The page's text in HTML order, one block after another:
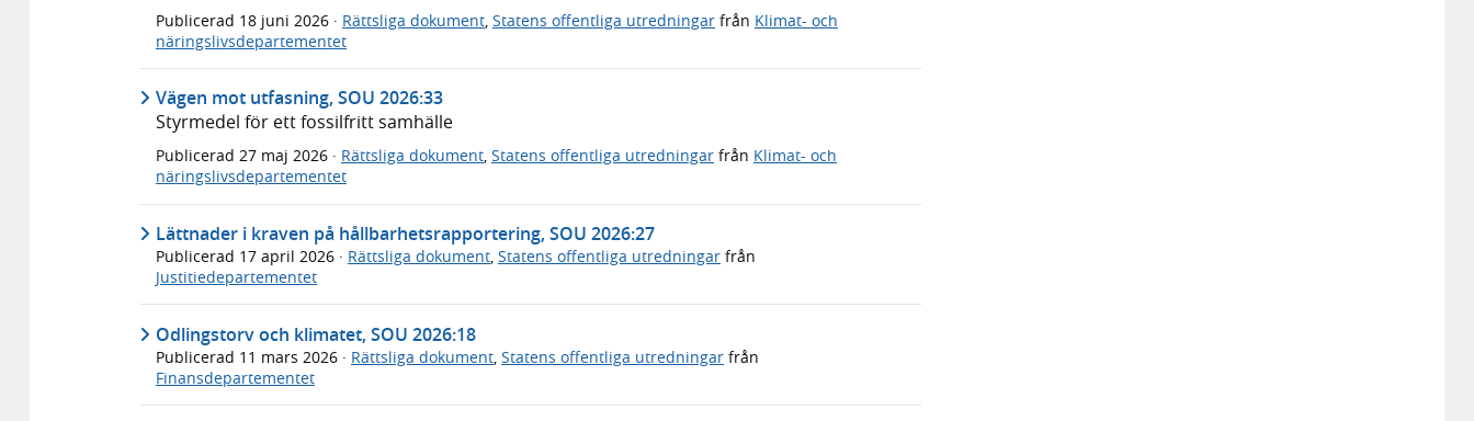
Publicerad 18 juni 2026 · Rättsliga dokument Statens offentliga utredningar från Klimat- och
näringslivsdepartementet
Vägen mot utfasning, SOU 2026:33
Styrmedel för ett fossilfritt samhälle
Publicerad 27 maj 2026 · Rättsliga dokument, Statens offentliga utredningar från Klimat- och
näringslivsdepartementet
Lättnader i kraven på hållbarhetsrapportering, SOU 2026:27
Publicerad 17 april 2026 · Rättsliga dokument, Statens offentliga utredningar från
Justitiedepartementet
Odlingstorv och klimatet, SOU 2026:18
Publicerad 11 mars 2026 · Rättsliga dokument Statens offentliga utredningar från
Finansdepartementet